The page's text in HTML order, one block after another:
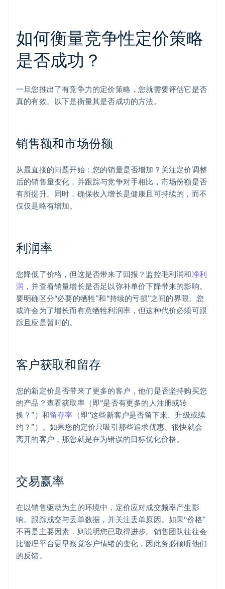
如何衡量竞争性定价策略
是否成功？
一旦您推出了有竞争力的定价策略，您就需要评估它是否
真的有效。以下是衡量其是否成功的方法。
销售额和市场份额
从最直接的问题开始：您的销量是否增加？关注定价调整
后的销售量变化，并跟踪与竞争对手相比，市场份额是否
有所提升。同时，确保收入增长是健康且可持续的，而不
仅仅是略有增加。
利润率
您降低了价格，但这是否带来了回报？监控毛利润和净利
润 ，并查看销量增长是否足以弥补单价下降带来的影响。
要明确区分“必要的牺牲”和“持续的亏损”之间的界限。您
或许会为了增长而有意牺牲利润率，但这种代价必须可跟
踪且应是暂时的。
客户获取和留存
您的新定价是否带来了更多的客户，他们是否坚持购买您
的产品？查看获取率（即“是否有更多的人注册或转
换？”）和留存率 （即“这些新客户是否留下来、升级或续
约？”）。如果您的定价只吸引那些追求优惠、很快就会
离开的客户，那您就是在为错误的目标优化价格。
交易赢率
在以销售驱动为主的环境中，定价应对成交频率产生影
响。跟踪成交与丢单数据，并关注丢单原因。如果“价格”
不再是主要因素，则说明您已取得进步。销售团队往往会
比管理平台更早察觉客户情绪的变化，因此务必倾听他们
的反馈。